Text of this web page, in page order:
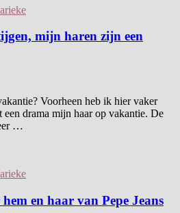
mijn haren zijn een
Voorheen heb ik hier vaker
drama mijn haar op vakantie. De
…
en haar van Pepe Jeans